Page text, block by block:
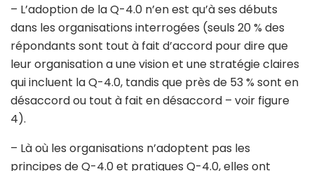
– L’adoption de la Q-4.0 n’en est qu’à ses débuts
dans les organisations interrogées (seuls 20 % des
répondants sont tout à fait d’accord pour dire que
leur organisation a une vision et une stratégie claires
qui incluent la Q-4.0, tandis que près de 53 % sont en
désaccord ou tout à fait en désaccord – voir figure
4).
– Là où les organisations n’adoptent pas les
principes de Q-4.0 et pratiques Q-4.0, elles ont